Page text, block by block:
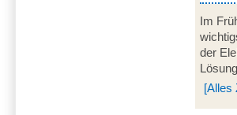
Im
der
[Alles